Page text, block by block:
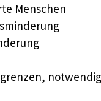
Menschen